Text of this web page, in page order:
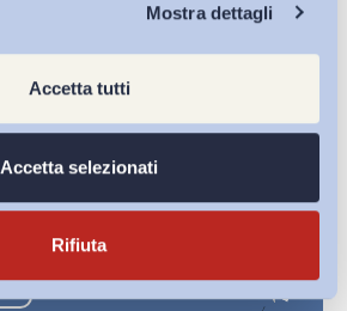
Mostra dettagli
Accetta tutti
Accetta selezionati
Rifiuta